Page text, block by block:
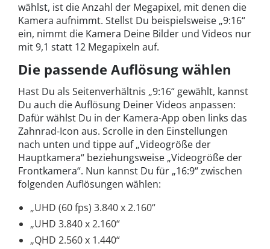
wählst, ist die Anzahl der Megapixel, mit denen die
Kamera aufnimmt. Stellst Du beispielsweise „9:16“
ein, nimmt die Kamera Deine Bilder und Videos nur
mit 9,1 statt 12 Megapixeln auf.
Die passende Auflösung wählen
Hast Du als Seitenverhältnis „9:16“ gewählt, kannst
Du auch die Auflösung Deiner Videos anpassen:
Dafür wählst Du in der Kamera-App oben links das
Zahnrad-Icon aus. Scrolle in den Einstellungen
nach unten und tippe auf „Videogröße der
Hauptkamera“ beziehungsweise „Videogröße der
Frontkamera“. Nun kannst Du für „16:9“ zwischen
folgenden Auflösungen wählen:
„UHD (60 fps) 3.840 x 2.160“
„UHD 3.840 x 2.160“
„QHD 2.560 x 1.440“